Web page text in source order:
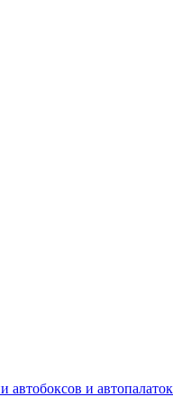
автобоксов и